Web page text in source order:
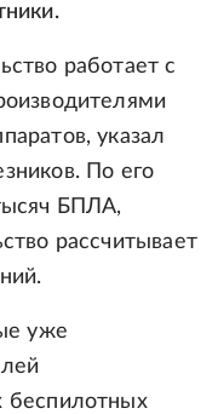
работает с
указал
По его
БПЛА,
рассчитывает
уже
беспилотных